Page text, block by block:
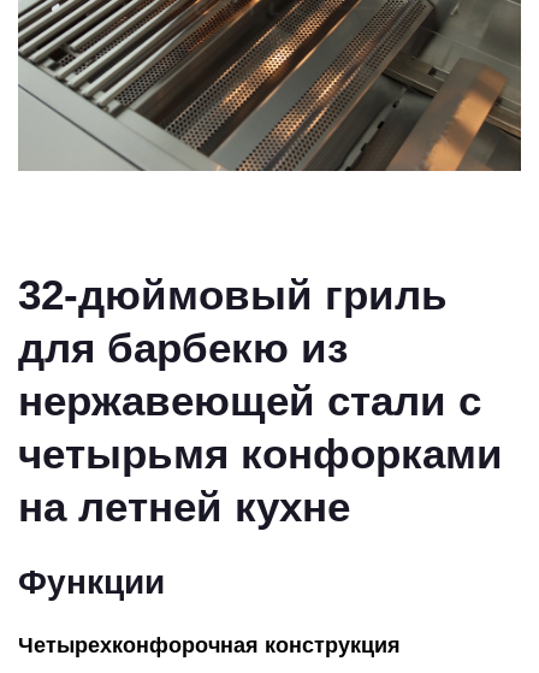
32-дюймовый гриль
для барбекю из
нержавеющей стали с
четырьмя конфорками
на летней кухне
Функции
Четырехконфорочная конструкция